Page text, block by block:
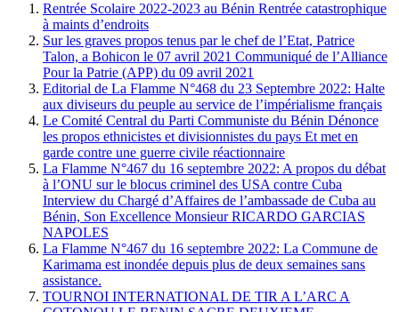
Rentrée Scolaire 2022-2023 au Bénin Rentrée catastrophique
à maints d’endroits
Sur les graves propos tenus par le chef de l’Etat, Patrice
Talon, a Bohicon le 07 avril 2021 Communiqué de l’Alliance
Pour la Patrie (APP) du 09 avril 2021
Editorial de La Flamme N°468 du 23 Septembre 2022: Halte
aux diviseurs du peuple au service de l’impérialisme français
Le Comité Central du Parti Communiste du Bénin Dénonce
les propos ethnicistes et divisionnistes du pays Et met en
garde contre une guerre civile réactionnaire
La Flamme N°467 du 16 septembre 2022: A propos du débat
à l’ONU sur le blocus criminel des USA contre Cuba
Interview du Chargé d’Affaires de l’ambassade de Cuba au
Bénin, Son Excellence Monsieur RICARDO GARCIAS
NAPOLES
La Flamme N°467 du 16 septembre 2022: La Commune de
Karimama est inondée depuis plus de deux semaines sans
assistance.
TOURNOI INTERNATIONAL DE TIR A L’ARC A